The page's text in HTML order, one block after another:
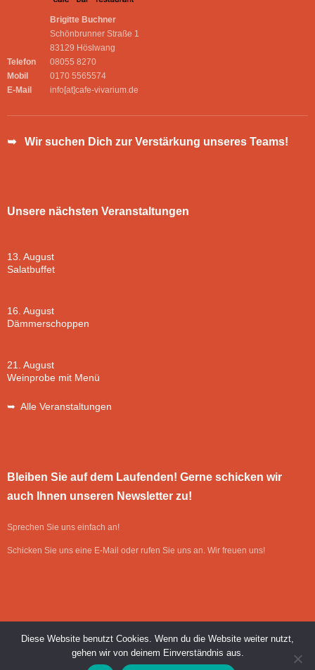
Brigitte Buchner
Schönbrunner Straße 1
83129 Höslwang
Telefon
08055 8270
Mobil
0170 5565574
E-Mail
info[at]cafe-vivarium.de
➥ Wir suchen Dich zur Verstärkung unseres Teams!
Unsere nächsten Veranstaltungen
13. August
Salatbuffet
16. August
Dämmerschoppen
21. August
Weinprobe mit Menü
➥ Alle Veranstaltungen
Bleiben Sie auf dem Laufenden! Gerne schicken wir
auch Ihnen unseren Newsletter zu!
Sprechen Sie uns einfach an!
Schicken Sie uns eine E-Mail oder rufen Sie uns an. Wir freuen uns!
Umsetzung: SAWS GmbH & Co. KG, Edling | © Cafe Bar & Restaurant
Diese Website benutzt Cookies. Wenn du die Website weiter nutzt,
gehen wir von deinem Einverständnis aus.